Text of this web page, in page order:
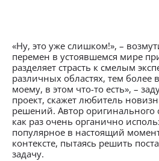
«Ну, это уже слишком!», –
перемен в устоявшемся мире
разделяет страсть к смелым
различных областях, тем более
моему, в этом что-то есть», –
проект, скажет любитель
решений. Автор оригинального
как раз очень органично
популярное в настоящий
контексте, пытаясь решить
задачу.